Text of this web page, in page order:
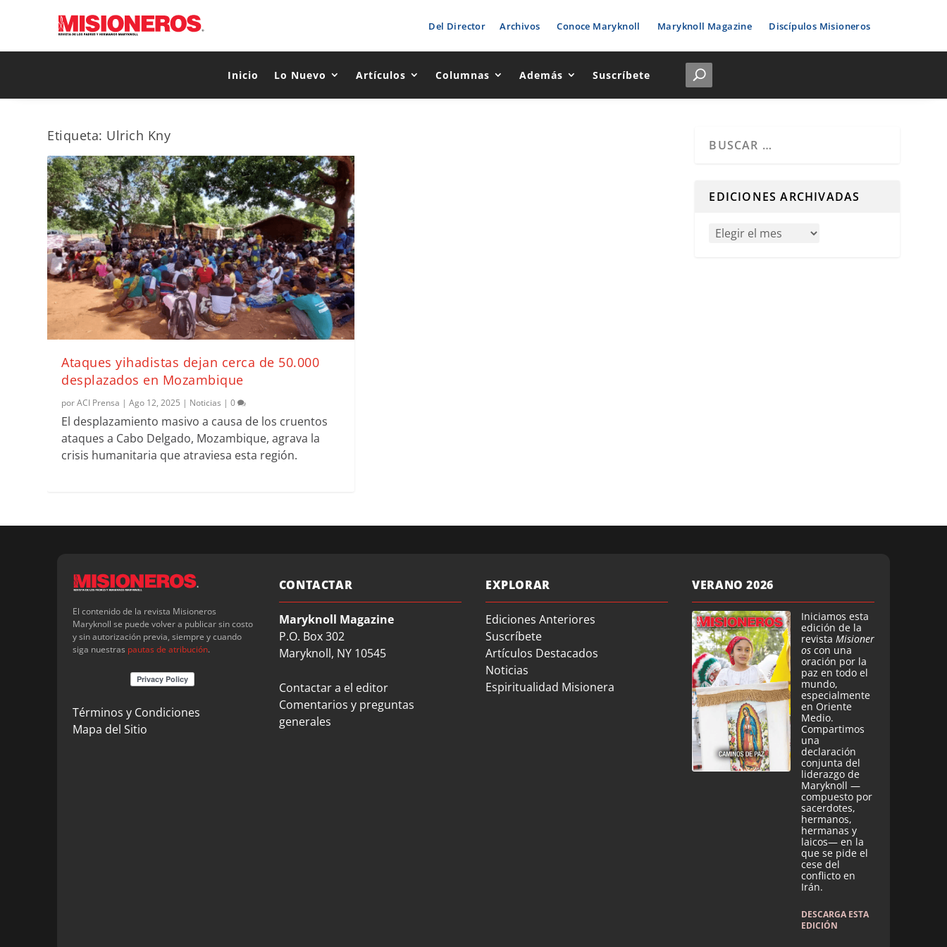
Del Director Archivos Conoce Maryknoll Maryknoll Magazine Discípulos Misioneros
Inicio Lo Nuevo Artículos Columnas Además Suscríbete
Etiqueta: Ulrich Kny
Ataques yihadistas dejan cerca de 50.000
desplazados en Mozambique
porACI Prensa |Ago 12, 2025 | Noticias |0
El desplazamiento masivo a causa de los cruentos
ataques a Cabo Delgado, Mozambique, agrava la
crisis humanitaria que atraviesa esta región.
EDICIONES ARCHIVADAS
El contenido de la revista Misioneros
Maryknoll se puede volver a publicar sin costo
y sin autorización previa, siempre y cuando
siga nuestras pautas de atribución.
Términos y Condiciones
Mapa del Sitio
CONTACTAR
Maryknoll Magazine
P.O. Box 302
Maryknoll, NY 10545
Contactar a el editor
Comentarios y preguntas
generales
EXPLORAR
Ediciones Anteriores
Suscríbete
Artículos Destacados
Noticias
Espiritualidad Misionera
VERANO 2026
Iniciamos esta
edición de la
revista Misioner
os con una
oración por la
paz en todo el
mundo,
especialmente
en Oriente
Medio.
Compartimos
una
declaración
conjunta del
liderazgo de
Maryknoll —
compuesto por
sacerdotes,
hermanos,
hermanas y
laicos— en la
que se pide el
cese del
conflicto en
Irán.
DESCARGA ESTA
EDICIÓN